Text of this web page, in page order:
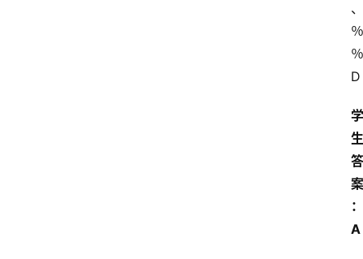
、
％
％
D
学
生
答
案
：
A